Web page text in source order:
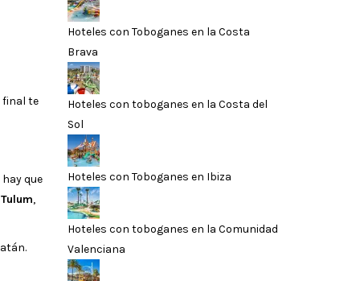
final te
que
Tulum,
Hoteles con Toboganes en la Costa
Brava
Hoteles con toboganes en la Costa del
Sol
Hoteles con Toboganes en Ibiza
Hoteles con toboganes en la Comunidad
Valenciana